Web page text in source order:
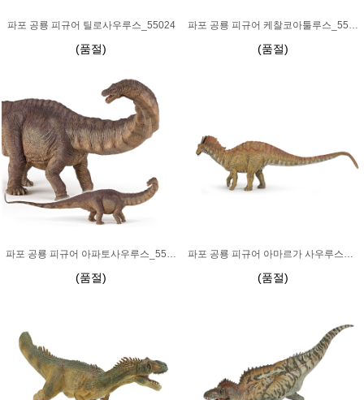
파포 공룡 피규어 틸로사우루스_55024
(품절)
파포 공룡 피규어 케찰코아툴루스_55073
(품절)
파포 공룡 피규어 아파토사우루스_55039
(품절)
파포 공룡 피규어 아마르가 사우루스_55070
(품절)